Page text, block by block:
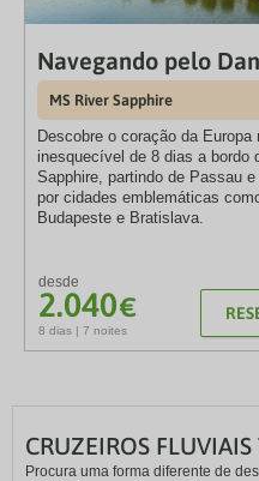
Navegando pelo
MS River Sapphire
Descobre o coração da Europa
inesquecível de 8 dias a bordo
Sapphire, partindo de Passau
por cidades emblemáticas
Budapeste e Bratislava.
desde
2.040€
8 dias | 7 noites
CRUZEIROS FLUVIAIS
Procura uma forma diferente de